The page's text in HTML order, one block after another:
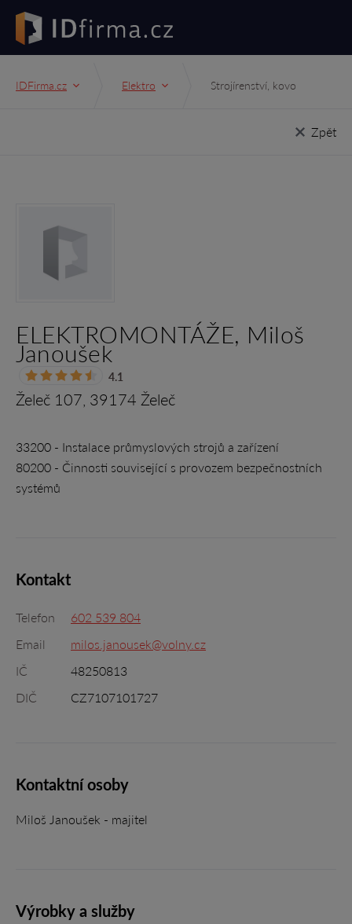
IDFirma.cz Elektro Strojírenství, kovo
Zpět
ELEKTROMONTÁŽE, Miloš
Janoušek
4.1
Želeč 107, 39174 Želeč
33200 - Instalace průmyslových strojů a zařízení
80200 - Činnosti související s provozem bezpečnostních
systémů
Kontakt
Telefon
602 539 804
Email
milos.janousek@volny.cz
IČ
48250813
DIČ
CZ7107101727
Kontaktní osoby
Miloš Janoušek - majitel
Výrobky a služby